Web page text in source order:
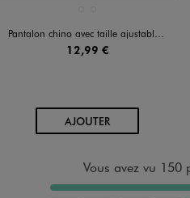
Pantalon chino avec taille ajustable garçon
12,99 €
AJOUTERAU PANIER
Vous avez vu 150